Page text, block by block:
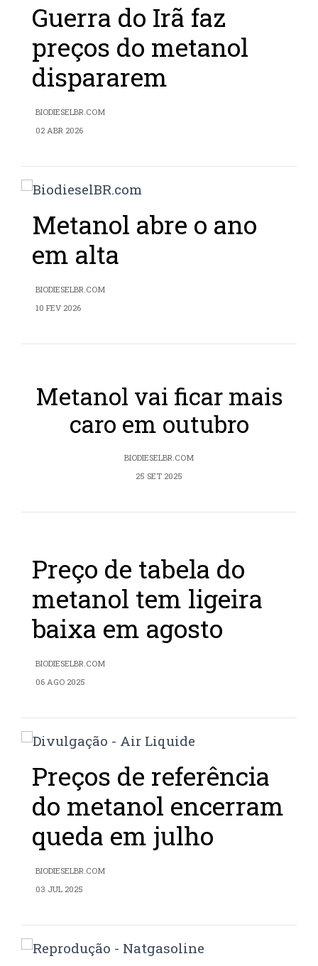
Guerra do Irã faz
preços do metanol
dispararem
BIODIESELBR.COM
02 ABR 2026
Metanol abre o ano
em alta
BIODIESELBR.COM
10 FEV 2026
Metanol vai ficar mais
caro em outubro
BIODIESELBR.COM
25 SET 2025
Preço de tabela do
metanol tem ligeira
baixa em agosto
BIODIESELBR.COM
06 AGO 2025
Preços de referência
do metanol encerram
queda em julho
BIODIESELBR.COM
03 JUL 2025